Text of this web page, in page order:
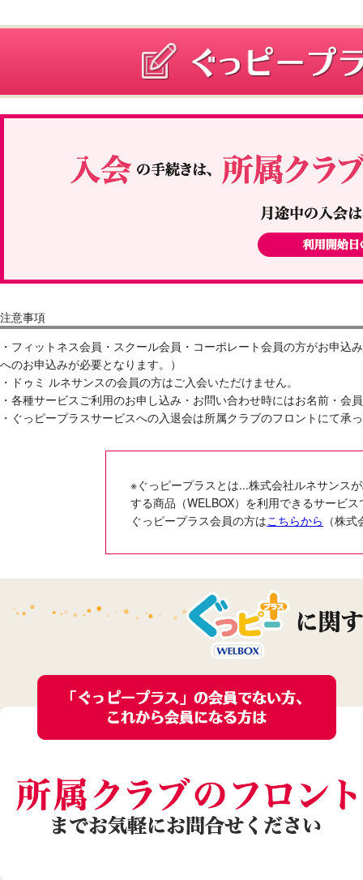
注意事項
・フィットネス会員・スクール会員・コーポレート会員の方がお申
へのお申込みが必要となります。）
・ドゥミ ルネサンスの会員の方はご入会いただけません。
・各種サービスご利用のお申し込み・お問い合わせ時にはお名前・
・ぐっピープラスサービスへの入退会は所属クラブのフロントにて承
※ぐっピープラスとは...株式会社ルネサンス
する商品（WELBOX）を利用できるサービス
ぐっピープラス会員の方はこちらから （株